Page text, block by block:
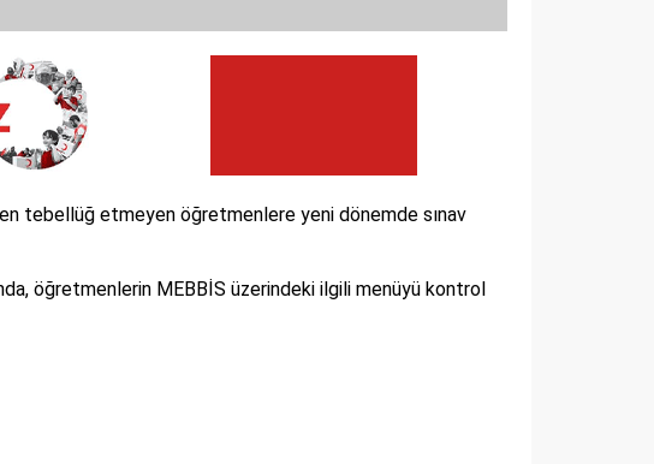
tebellüğ etmeyen öğretmenlere yeni dönemde sınav
öğretmenlerin MEBBİS üzerindeki ilgili menüyü kontrol